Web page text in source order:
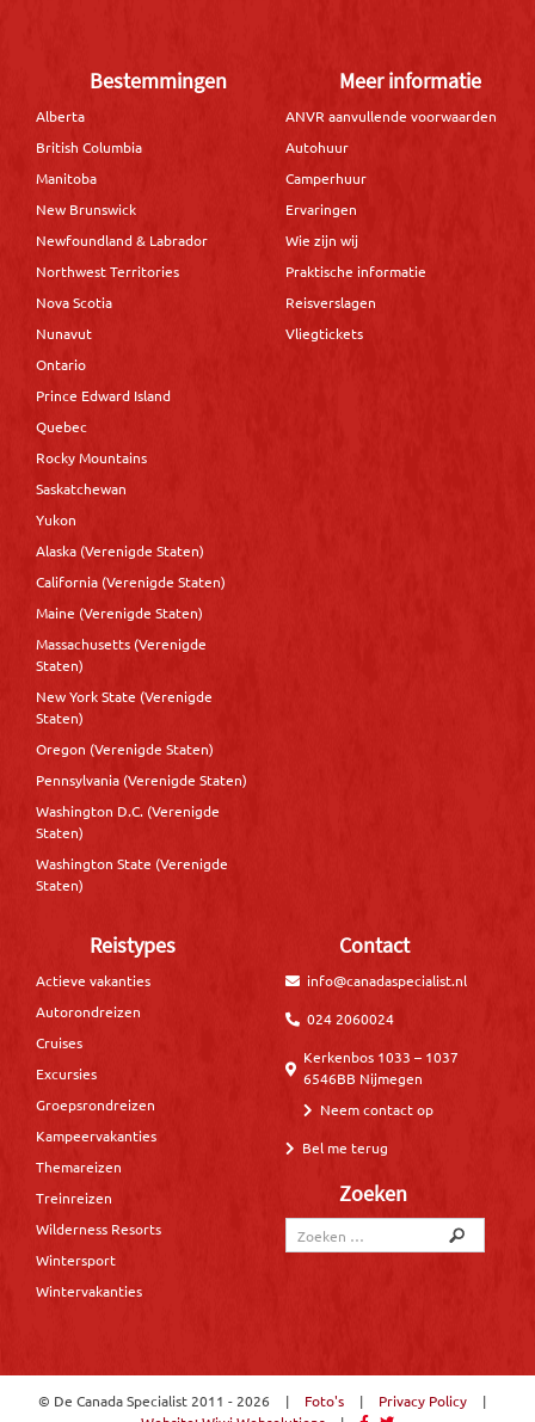
Bestemmingen
Alberta
British Columbia
Manitoba
New Brunswick
Newfoundland & Labrador
Northwest Territories
Nova Scotia
Nunavut
Ontario
Prince Edward Island
Quebec
Rocky Mountains
Saskatchewan
Yukon
Alaska (Verenigde Staten)
California (Verenigde Staten)
Maine (Verenigde Staten)
Massachusetts (Verenigde
Staten)
New York State (Verenigde
Staten)
Oregon (Verenigde Staten)
Pennsylvania (Verenigde Staten)
Washington D.C. (Verenigde
Staten)
Washington State (Verenigde
Staten)
Meer informatie
ANVR aanvullende voorwaarden
Autohuur
Camperhuur
Ervaringen
Wie zijn wij
Praktische informatie
Reisverslagen
Vliegtickets
Reistypes
Actieve vakanties
Autorondreizen
Cruises
Excursies
Groepsrondreizen
Kampeervakanties
Themareizen
Treinreizen
Wilderness Resorts
Wintersport
Wintervakanties
Contact
info@canadaspecialist.nl
024 2060024
Kerkenbos 1033 – 1037
6546BB Nijmegen
Neem contact op
Bel me terug
Zoeken
© De Canada Specialist 2011 - 2026 | Foto's | Privacy Policy
|